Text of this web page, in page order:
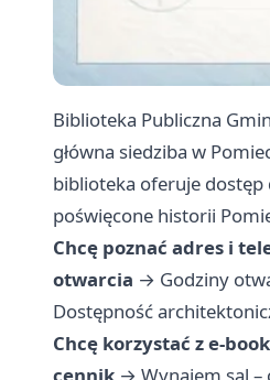
Biblioteka Publiczna
główna siedziba w
biblioteka oferuje
poświęcone historii
Chcę poznać adres i
otwarcia → Godziny
Dostępność
Chcę korzystać z e-